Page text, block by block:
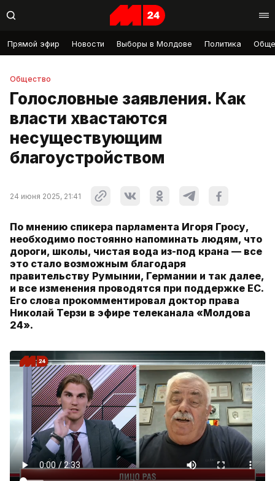
Прямой эфир Новости Выборы в Молдове Политика
Общество
Голословные заявления. Как
власти хвастаются
несуществующим
благоустройством
24 июня 2025, 21:41
По мнению спикера парламента Игоря Гросу,
необходимо постоянно напоминать людям, что
дороги, школы, чистая вода из-под крана — все
это стало возможным благодаря
правительству Румынии, Германии и так далее,
и все изменения проводятся при поддержке ЕС.
Его слова прокомментировал доктор права
Николай Терзи в эфире телеканала «Молдова
24».